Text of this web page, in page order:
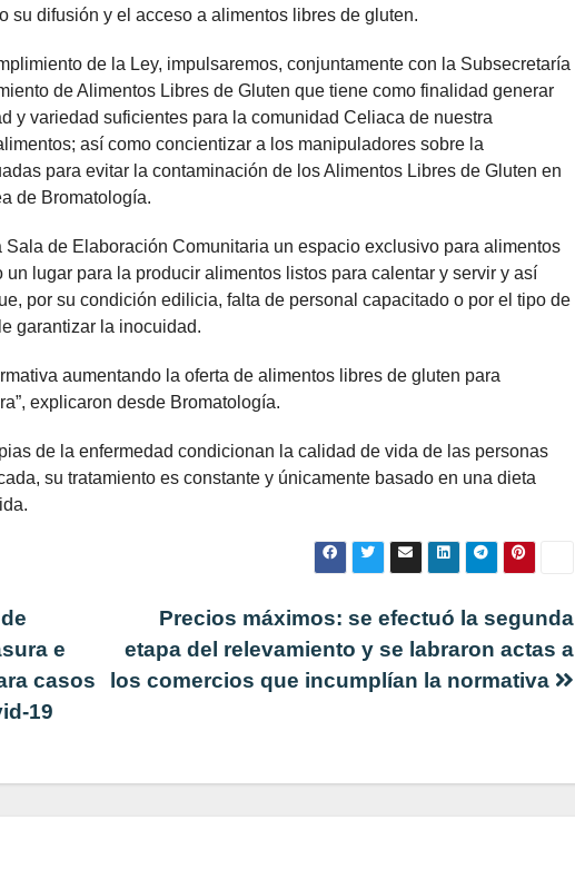
su difusión y el acceso a alimentos libres de gluten.
de la Ley, impulsaremos, conjuntamente con la Subsecretaría
de Alimentos Libres de Gluten que tiene como finalidad generar
y variedad suficientes para la comunidad Celiaca de nuestra
así como concientizar a los manipuladores sobre la
para evitar la contaminación de los Alimentos Libres de Gluten en
de Bromatología.
de Elaboración Comunitaria un espacio exclusivo para alimentos
lugar para la producir alimentos listos para calentar y servir y así
por su condición edilicia, falta de personal capacitado o por el tipo de
garantizar la inocuidad.
aumentando la oferta de alimentos libres de gluten para
explicaron desde Bromatología.
de la enfermedad condicionan la calidad de vida de las personas
su tratamiento es constante y únicamente basado en una dieta
Precios máximos: se efectuó la segunda
etapa del relevamiento y se labraron actas a
los comercios que incumplían la normativa
e
casos
19